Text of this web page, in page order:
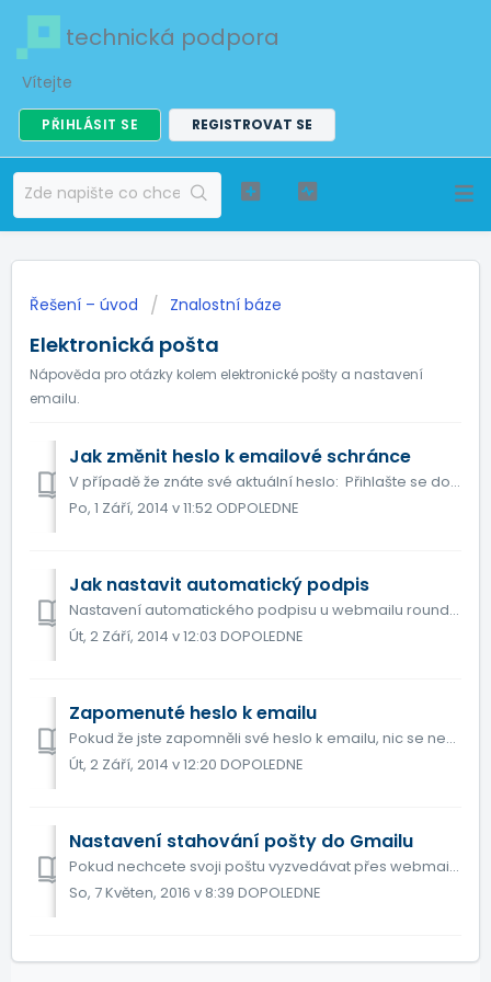
technická podpora
Vítejte
PŘIHLÁSIT SE REGISTROVAT SE
Řešení – úvod Znalostní báze
Elektronická pošta
Nápověda pro otázky kolem elektronické pošty a nastavení
emailu.
Jak změnit heslo k emailové schránce
V případě že znáte své aktuální heslo: Přihlašte se do svého emailu skrze webmail roundcube, (konkrétní vašeho webmailu najdete v administraci ...
Po, 1 Září, 2014 v 11:52 ODPOLEDNE
Jak nastavit automatický podpis
Nastavení automatického podpisu u webmailu roundcube. Přihlašte se do svého emailu skrze webmail roundcube, (konkrétní vašeho webmailu najdete v a...
Út, 2 Září, 2014 v 12:03 DOPOLEDNE
Zapomenuté heslo k emailu
Pokud že jste zapomněli své heslo k emailu, nic se neděje, heslo je možné bez problému obnovit První možností obnovení je změna hesla v administraci webho...
Út, 2 Září, 2014 v 12:20 DOPOLEDNE
Nastavení stahování pošty do Gmailu
Pokud nechcete svoji poštu vyzvedávat přes webmail, nebo software nainstalovaný ve vašem počítači. Můžete poštu číst a vyzvedávat přes váš gmail.com účet. ...
So, 7 Květen, 2016 v 8:39 DOPOLEDNE